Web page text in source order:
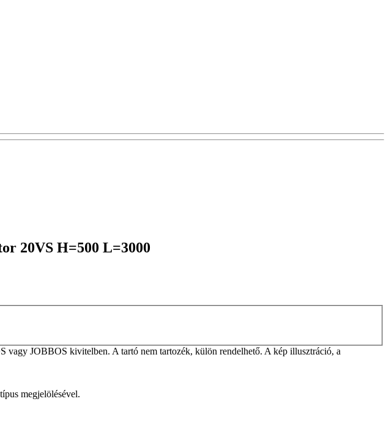
20VS H=500 L=3000
JOBBOS kivitelben. A tartó nem tartozék, külön rendelhető. A kép illusztráció, a
megjelölésével.